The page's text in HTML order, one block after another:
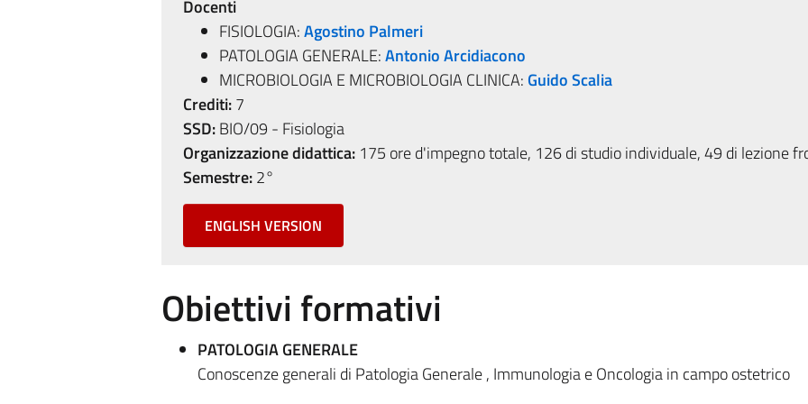
Docenti
FISIOLOGIA:Agostino Palmeri
PATOLOGIA GENERALE:Antonio Arcidiacono
MICROBIOLOGIA E MICROBIOLOGIA CLINICA: Guido Scalia
Crediti:7
SSD:BIO/09 - Fisiologia
Organizzazione didattica:175 ore d'impegno totale, 126 di studio individuale, 49 di lezione
Semestre:2°
ENGLISH VERSION
Obiettivi formativi
PATOLOGIA GENERALE
Conoscenze generali di Patologia Generale , Immunologia e Oncologia in campo ostetrico